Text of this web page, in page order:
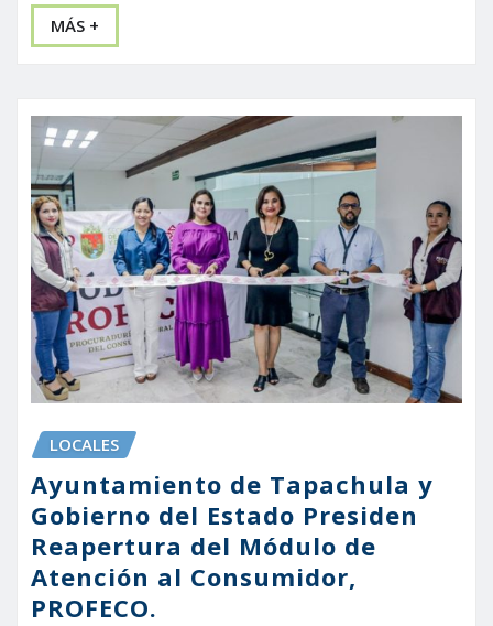
MÁS +
LOCALES
Ayuntamiento de Tapachula y
Gobierno del Estado Presiden
Reapertura del Módulo de
Atención al Consumidor,
PROFECO.